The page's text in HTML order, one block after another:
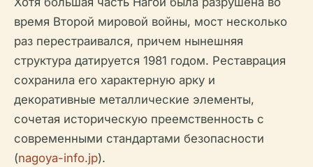
время Второй мировой войны, мост несколько
раз перестраивался, причем нынешняя
структура датируется 1981 годом. Реставрация
сохранила его характерную арку и
декоративные металлические элементы,
сочетая историческую преемственность с
современными стандартами безопасности
(nagoya-info.jp).